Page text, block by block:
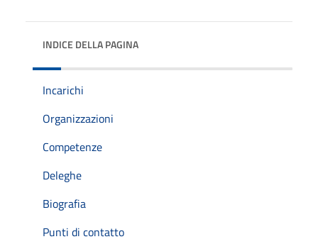
INDICE DELLA PAGINA
Incarichi
Organizzazioni
Competenze
Deleghe
Biografia
Punti di contatto